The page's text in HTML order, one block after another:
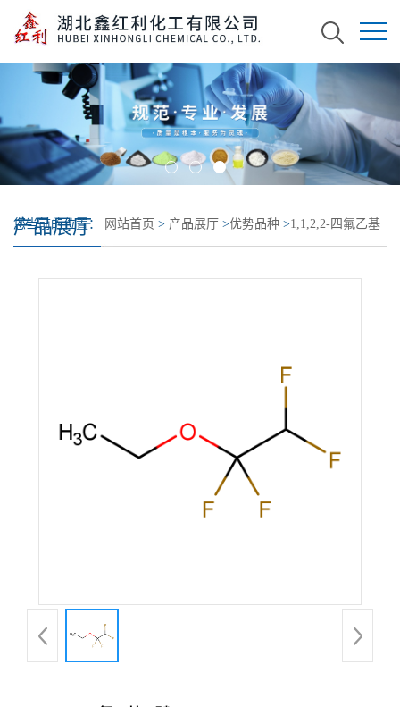
产品展厅
您当前的位置： 网站首页 > 产品展厅 >优势品种 >1,1,2,2-四氟乙基